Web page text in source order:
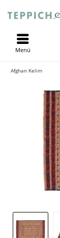
Menü
Afghan Kelim